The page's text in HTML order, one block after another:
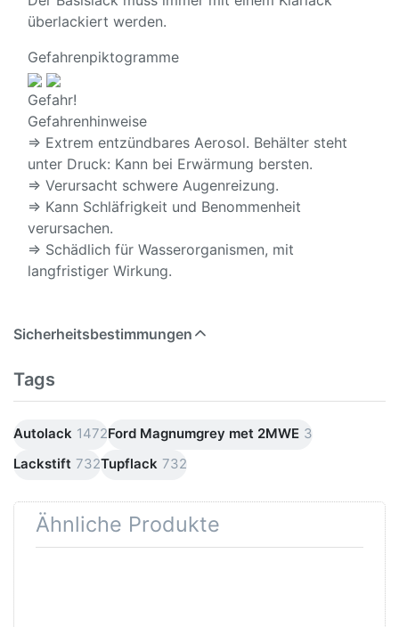
überlackiert werden.
Gefahrenpiktogramme
Gefahr!
Gefahrenhinweise
⇒ Extrem entzündbares Aerosol. Behälter steht
unter Druck: Kann bei Erwärmung bersten.
⇒ Verursacht schwere Augenreizung.
⇒ Kann Schläfrigkeit und Benommenheit
verursachen.
⇒ Schädlich für Wasserorganismen, mit
langfristiger Wirkung.
Sicherheitsbestimmungen
Tags
Autolack 1472Ford Magnumgrey met 2MWE 3
Lackstift 732Tupflack 732
Ähnliche Produkte